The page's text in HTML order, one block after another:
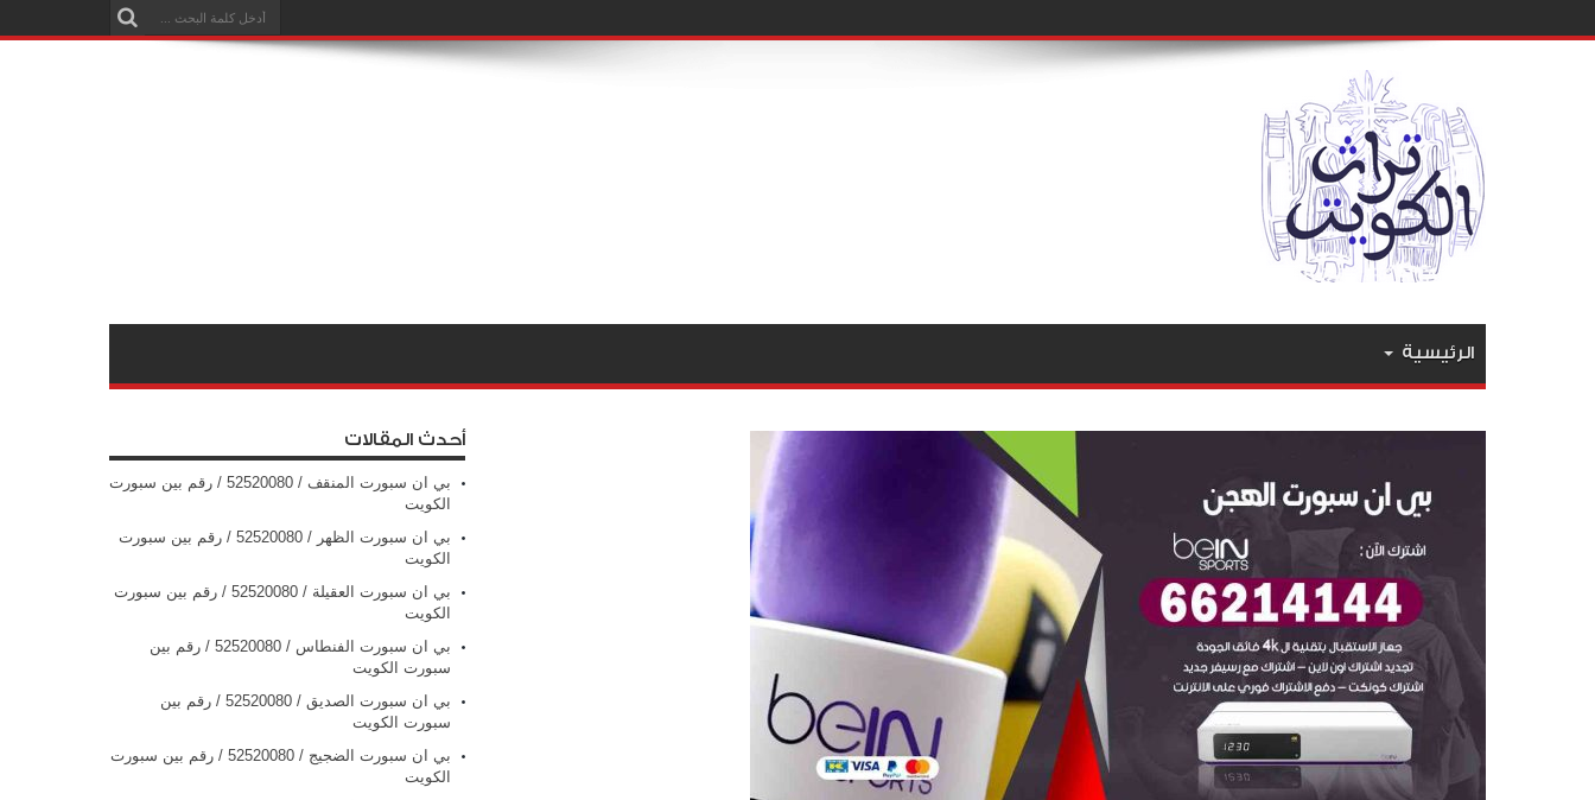
الرئيسية
أحدث المقالات
بي ان سبورت المنقف / 52520080 / رقم بين سبورت
الكويت
بي ان سبورت الظهر / 52520080 / رقم بين سبورت
الكويت
بي ان سبورت العقيلة / 52520080 / رقم بين سبورت
الكويت
بي ان سبورت الفنطاس / 52520080 / رقم بين
سبورت الكويت
بي ان سبورت الصديق / 52520080 / رقم بين
سبورت الكويت
بي ان سبورت الضجيج / 52520080 / رقم بين سبورت
الكويت